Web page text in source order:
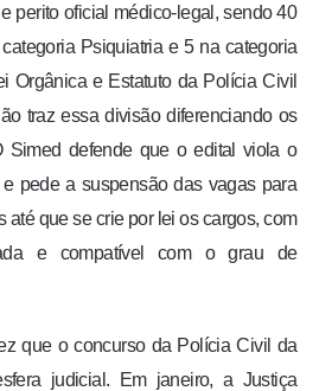
perito oficial médico-legal, sendo 40
Psiquiatria e 5 na categoria
Orgânica e Estatuto da Polícia Civil
traz essa divisão diferenciando os
Simed defende que o edital viola o
pede a suspensão das vagas para
até que se crie por lei os cargos, com
e compatível com o grau de
que o concurso da Polícia Civil da
judicial. Em janeiro, a Justiça